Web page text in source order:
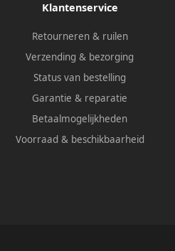
Klantenservice
Retourneren & ruilen
Verzending & bezorging
Status van bestelling
Garantie & reparatie
Betaalmogelijkheden
Voorraad & beschikbaarheid